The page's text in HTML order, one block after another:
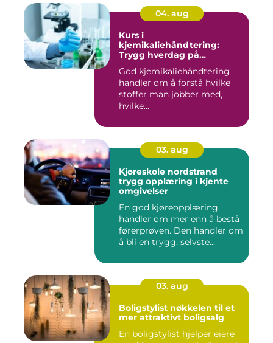
04. aug
Kurs i
kjemikaliehåndtering:
Trygg hverdag på
God kjemikaliehåndtering
handler om å forstå hvilke
stoffer man jobber med,
hvilke...
03. aug
Kjøreskole nordstrand
trygg opplæring i kjente
omgivelser
En god kjøreopplæring
handler om mer enn å bestå
førerprøven. Den handler om
å bli en trygg, selvste...
03. aug
Boligstylist nøkkelen til et
mer attraktivt boligsalg
En boligstylist hjelper eiere